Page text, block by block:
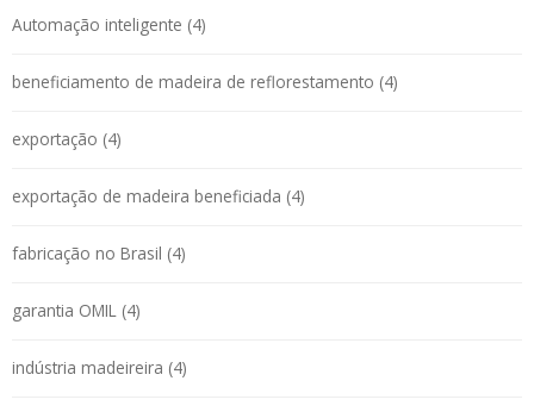
Automação inteligente (4)
beneficiamento de madeira de reflorestamento (4)
exportação (4)
exportação de madeira beneficiada (4)
fabricação no Brasil (4)
garantia OMIL (4)
indústria madeireira (4)